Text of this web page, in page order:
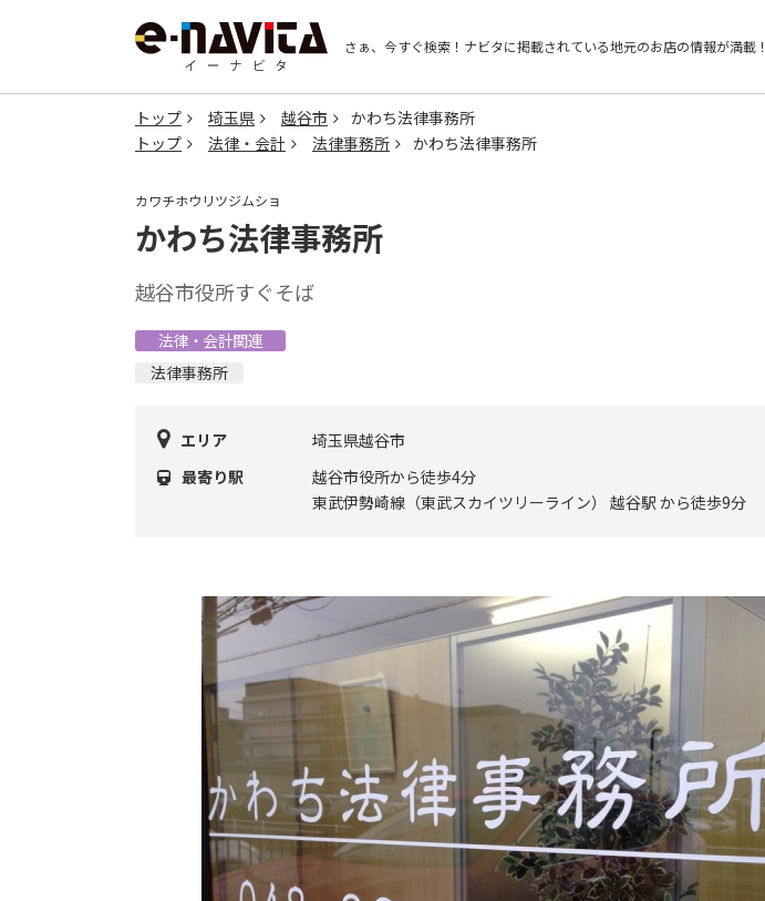
さぁ、今すぐ検索！ ナビタに掲載されている地元のお店の情報が満載！
トップ 埼玉県 越谷市
かわち法律事務所
トップ
法律・会計 法律事務所 かわち法律事務所
カワチホウリツジムショ
かわち法律事務所
越谷市役所すぐそば
法律・会計関連
法律事務所
エリア
埼玉県越谷市
最寄り駅
越谷市役所から徒歩4分
東武伊勢崎線（東武スカイツリーライン） 越谷駅 から徒歩9分